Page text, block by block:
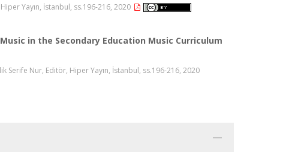
Yayın, İstanbul, ss.196-216, 2020
in the Secondary Education Music Curriculum
Serife Nur, Editör, Hiper Yayın, İstanbul, ss.196-216, 2020